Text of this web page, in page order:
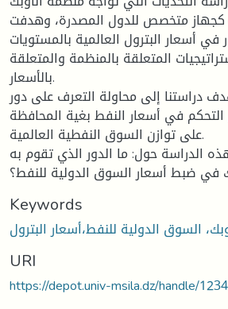
متخصص للدول المصدرة، وهدفت
في أسعار البترول العالمية بالمستويات
المتعلقة بالمنظمة والمتعلقة
بالأسعار.
دراستنا إلى محاولة التعرف على دور
في أسعار النفط بغية المحافظة
على توازن السوق النفطية العالمية.
الدراسة حول: ما الدور الذي تقوم به
في ضبط أسعار السوق الدولية للنفط؟
Keywords
URI
https://depot.univ-msila.dz/handle/